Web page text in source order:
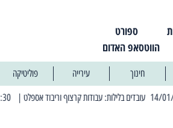
ספורט
הווטסאפ האדום
חינוך עירייה פוליטיקה
| 11:30 03/03/2025 בחמישי הקרוב: הרחובות בהם תהיה הפסקת חשמל יזומה